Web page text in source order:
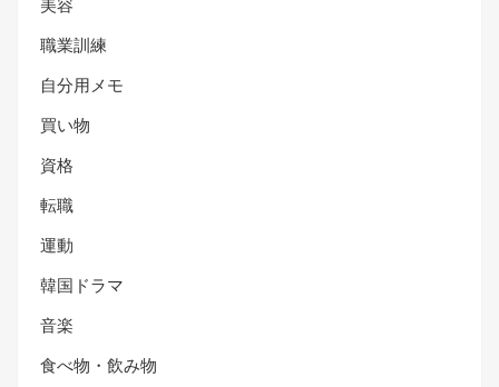
美容
職業訓練
自分用メモ
買い物
資格
転職
運動
韓国ドラマ
音楽
食べ物・飲み物